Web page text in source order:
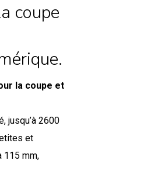
coupe
la coupe et
jusqu’à 2600
et
115 mm,